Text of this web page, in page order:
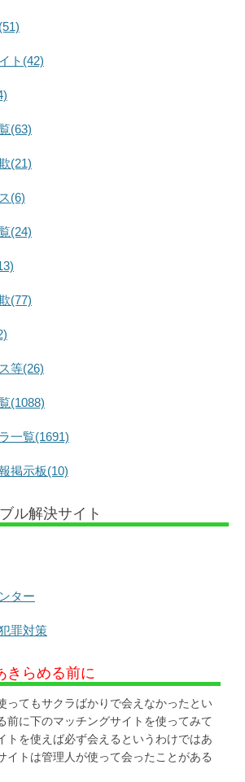
ト(42)
(63)
(21)
(6)
(24)
(77)
等(26)
(1088)
一覧(1691)
掲示板(10)
ル解決サイト
ター
罪対策
きらめる前に
ってもサクラばかりで会えなかったとい
前に下のマッチングサイトを使ってみて
トを使えば必ず会えるというわけではあ
イトは管理人が使って会ったことがある